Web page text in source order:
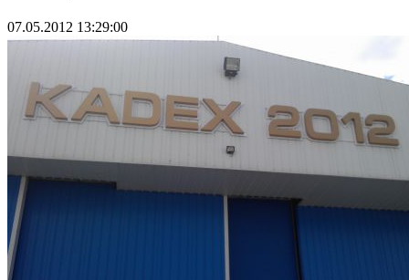
07.05.2012 13:29:00